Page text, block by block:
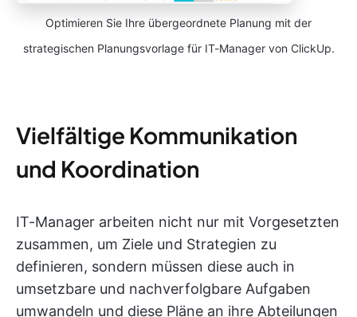
Optimieren Sie Ihre übergeordnete Planung mit der
strategischen Planungsvorlage für IT-Manager von ClickUp.
Vielfältige Kommunikation
und Koordination
IT-Manager arbeiten nicht nur mit Vorgesetzten
zusammen, um Ziele und Strategien zu
definieren, sondern müssen diese auch in
umsetzbare und nachverfolgbare Aufgaben
umwandeln und diese Pläne an ihre Abteilungen